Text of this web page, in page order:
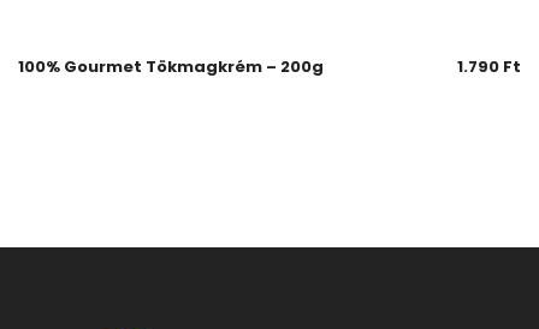
100% Gourmet Tökmagkrém – 200g 1.790 Ft